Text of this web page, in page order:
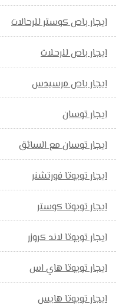
ايجار باص كوستر للرحالات
ايجار باص للرحلات
ايجار باص مرسيدس
ايجار توسان
ايجار توسان مع السائق
ايجار تويوتا فورتشنر
ايجار تويوتا كوستر
ايجار تويوتا لاند كروزر
ايجار تويوتا هاي اس
ايجار تويوتا هايس